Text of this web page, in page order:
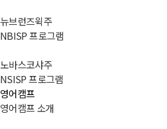
뉴브런즈윅주
NBISP 프로그램
노바스코샤주
NSISP 프로그램
영어캠프
영어캠프 소개